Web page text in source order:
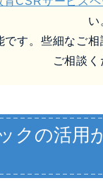
い
です。些細なご
ご相談く
クの活用